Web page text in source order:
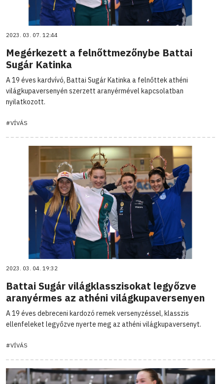
2023. 03. 07. 12:44
Megérkezett a felnőttmezőnybe Battai
Sugár Katinka
A 19 éves kardvívó, Battai Sugár Katinka a felnőttek athéni
világkupaversenyén szerzett aranyérmével kapcsolatban
nyilatkozott.
#VÍVÁS
2023. 03. 04. 19:32
Battai Sugár világklasszisokat legyőzve
aranyérmes az athéni világkupaversenyen
A 19 éves debreceni kardozó remek versenyzéssel, klasszis
ellenfeleket legyőzve nyerte meg az athéni világkupaversenyt.
#VÍVÁS